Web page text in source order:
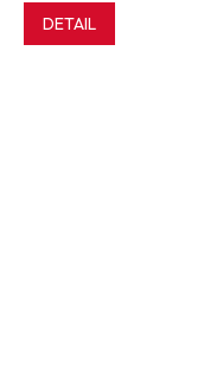
DETAIL